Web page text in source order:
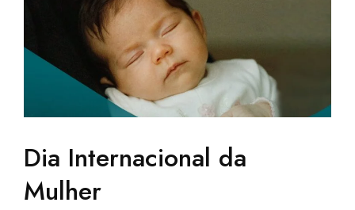
Dia Internacional da
Mulher